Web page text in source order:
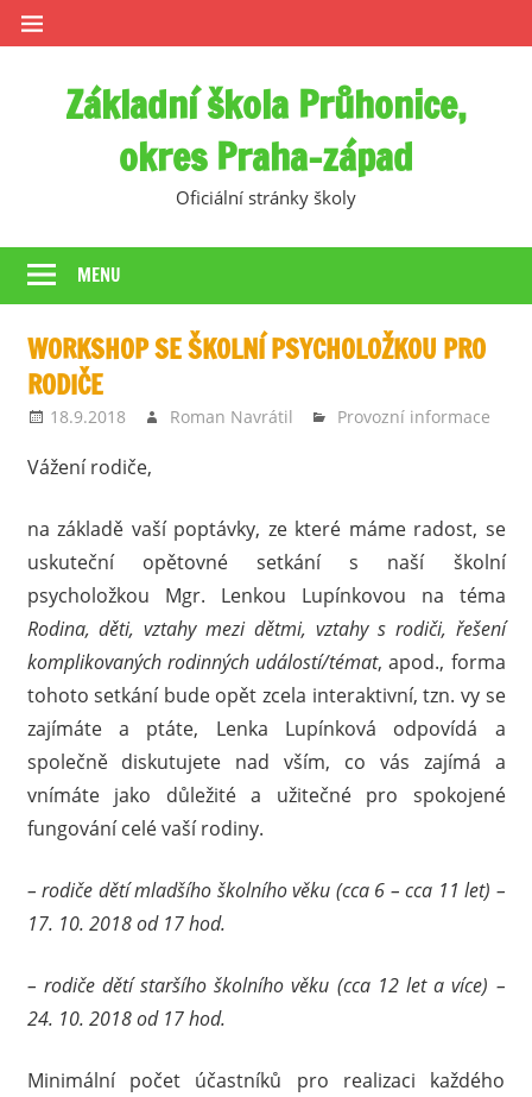
Skip
to
Základní škola Průhonice,
okres Praha-západ
Oficiální stránky školy
MENU
WORKSHOP SE ŠKOLNÍ PSYCHOLOŽKOU PRO
RODIČE
18.9.2018 Roman Navrátil Provozní informace
Vážení rodiče,
na základě vaší poptávky, ze které máme radost, se
uskuteční opětovné setkání s naší školní
psycholožkou Mgr. Lenkou Lupínkovou na téma
Rodina, děti, vztahy mezi dětmi, vztahy s rodiči, řešení
komplikovaných rodinných událostí/témat, apod., forma
tohoto setkání bude opět zcela interaktivní, tzn. vy se
zajímáte a ptáte, Lenka Lupínková odpovídá a
společně diskutujete nad vším, co vás zajímá a
vnímáte jako důležité a užitečné pro spokojené
fungování celé vaší rodiny.
– rodiče dětí mladšího školního věku (cca 6 – cca 11 let) –
17. 10. 2018 od 17 hod.
– rodiče dětí staršího školního věku (cca 12 let a více) –
24. 10. 2018 od 17 hod.
Minimální počet účastníků pro realizaci každého